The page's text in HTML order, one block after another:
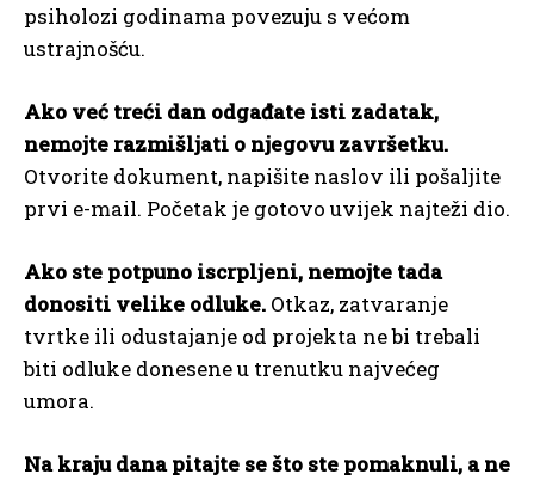
psiholozi godinama povezuju s većom
ustrajnošću.
Ako već treći dan odgađate isti zadatak,
nemojte razmišljati o njegovu završetku.
Otvorite dokument, napišite naslov ili pošaljite
prvi e-mail. Početak je gotovo uvijek najteži dio.
Ako ste potpuno iscrpljeni, nemojte tada
donositi velike odluke. Otkaz, zatvaranje
tvrtke ili odustajanje od projekta ne bi trebali
biti odluke donesene u trenutku najvećeg
umora.
Na kraju dana pitajte se što ste pomaknuli, a ne